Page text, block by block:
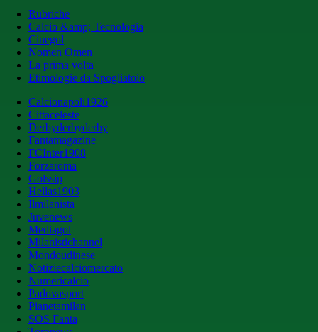
Rubriche
Calcio &amp; Tecnologia
Cinegol
Nomen Omen
La prima volta
Etimologie da Spogliatoio
Calcionapoli1926
Cittaceleste
Derbyderbyderby
Fantamagazine
FCInter1908
Forzaroma
Golssip
Hellas1903
Ilmilanista
Juvenews
Mediagol
Milanistichannel
Mondoudinese
Notiziecalciomercato
Numericalcio
Padovasport
Pianetamilan
SOS Fanta